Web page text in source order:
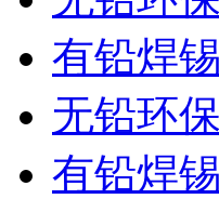
有铅焊
无铅环
有铅焊